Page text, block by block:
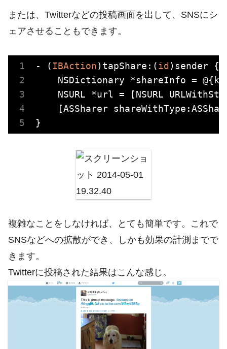
または、Twitterなどの投稿画面を出して、SNSにシ
ェアさせることもできます。
- (IBAction)tapShare:(id )sender {
NSDictionary *shareInfo =
NSURL *url = [NSURL
[ASSharer
複雑なことをしなければ、とても簡単です。これで
SNSなどへの拡散ができ、しかも効果の計測までで
きます。
Twitterに投稿された結果はこんな感じ。